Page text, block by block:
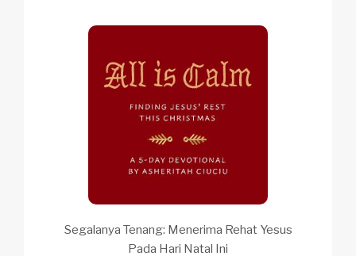
Segalanya Tenang: Menerima Rehat Yesus
Pada Hari Natal Ini